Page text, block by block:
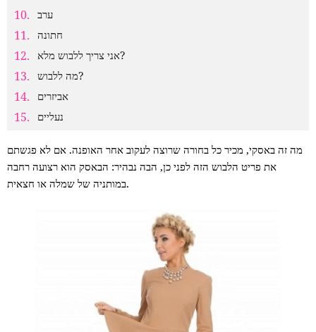
ערב
חתונה
אני צריך ללבוש מלא?
מה ללבוש?
אביזרים
נעליים
מה זה באסקי, מכיר כל בחורה שרוצה לעקוב אחר האופנה. אם לא פגשתם
את פריט הלבוש הזה לפני כן, הבה נבהיר: הבאסק הוא רצועה רחבה
במותניה של שמלה או חצאית.